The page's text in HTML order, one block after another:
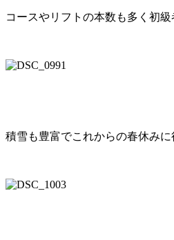
コースやリフトの本数も多く初
積雪も豊富でこれからの春休み